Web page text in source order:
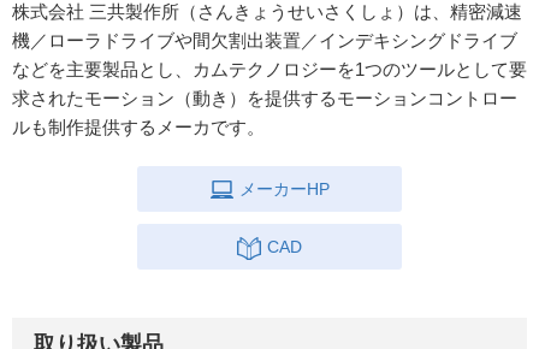
株式会社 三共製作所（さんきょうせいさくしょ）は、精密減速
機／ローラドライブや間欠割出装置／インデキシングドライブ
などを主要製品とし、カムテクノロジーを1つのツールとして要
求されたモーション（動き）を提供するモーションコントロー
ルも制作提供するメーカです。
メーカーHP
CAD
取り扱い製品